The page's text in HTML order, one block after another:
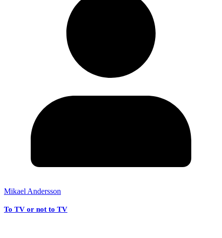
Mikael Andersson
To TV or not to TV